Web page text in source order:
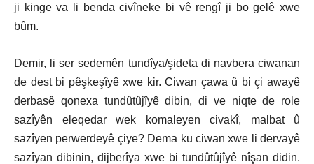
ji kinge va li benda civîneke bi vê rengî ji bo gelê xwe
bûm.
Demir, li ser sedemên tundîya/şideta di navbera ciwanan
de dest bi pêşkeşîyê xwe kir. Ciwan çawa û bi çi awayê
derbasê qonexa tundûtûjîyê dibin, di ve niqte de role
sazîyên eleqedar wek komaleyen civakî, malbat û
sazîyen perwerdeyê çiye? Dema ku ciwan xwe li dervayê
sazîyan dibinin, dijberîya xwe bi tundûtûjîyê nîşan didin.